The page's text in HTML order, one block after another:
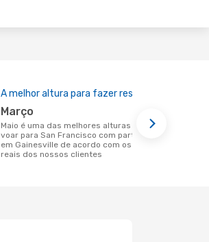
A melhor altura para fazer reserva
março
maio é uma das melhores alturas para
voar para San Francisco com partida
em Gainesville de acordo com os dados
reais dos nossos clientes